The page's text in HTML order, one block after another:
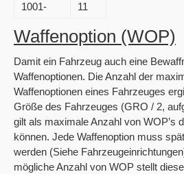
1001-
11
Waffenoption (WOP)
Damit ein Fahrzeug auch eine
Waffenoptionen. Die Anzahl der
Waffenoptionen eines Fahrzeuges
Größe des Fahrzeuges (GRO / 2,
gilt als maximale Anzahl von WOP’s
können. Jede Waffenoption muss
werden (Siehe
mögliche Anzahl von WOP stellt